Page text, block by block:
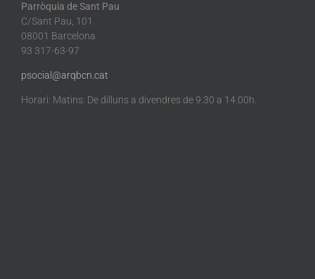
Parròquia de Sant Pau
C/Sant Pau, 101
08001 Barcelona
93 317-63-97
psocial@arqbcn.cat
Horari: Matins: De dilluns a divendres de 9.30 a 14.00h.